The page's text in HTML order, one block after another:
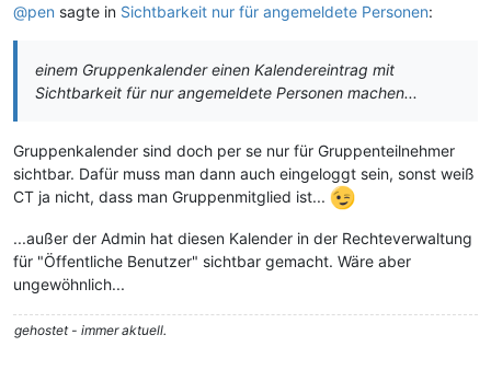
@pen sagte in Sichtbarkeit nur für angemeldete Personen:
einem Gruppenkalender einen Kalendereintrag mit
Sichtbarkeit für nur angemeldete Personen machen...
Gruppenkalender sind doch per se nur für Gruppenteilnehmer
sichtbar. Dafür muss man dann auch eingeloggt sein, sonst weiß
CT ja nicht, dass man Gruppenmitglied ist...
...außer der Admin hat diesen Kalender in der Rechteverwaltung
für "Öffentliche Benutzer" sichtbar gemacht. Wäre aber
ungewöhnlich...
gehostet - immer aktuell.